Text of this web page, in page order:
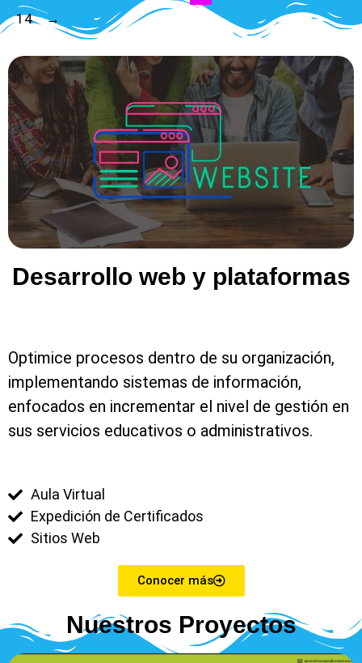
14
→
Desarrollo web y plataformas
Optimice procesos dentro de su organización,
implementando sistemas de información,
enfocados en incrementar el nivel de gestión en
sus servicios educativos o administrativos.
Aula Virtual
Expedición de Certificados
Sitios Web
Conocer más
Nuestros Proyectos